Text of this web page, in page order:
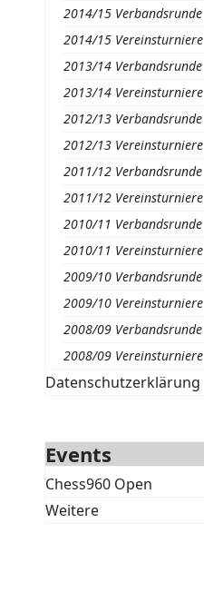
2014/15 Verbandsrunde
2014/15 Vereinsturniere
2013/14 Verbandsrunde
2013/14 Vereinsturniere
2012/13 Verbandsrunde
2012/13 Vereinsturniere
2011/12 Verbandsrunde
2011/12 Vereinsturniere
2010/11 Verbandsrunde
2010/11 Vereinsturniere
2009/10 Verbandsrunde
2009/10 Vereinsturniere
2008/09 Verbandsrunde
2008/09 Vereinsturniere
Datenschutzerklärung
Events
Chess960 Open
Weitere